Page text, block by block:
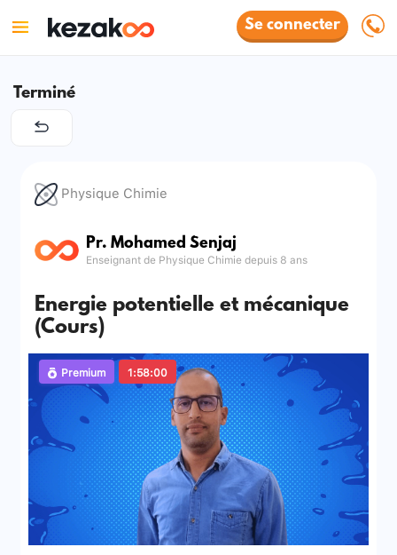
Se connecter
Terminé
Physique Chimie
Pr. Mohamed Senjaj
Enseignant de Physique Chimie depuis 8 ans
Energie potentielle et mécanique
(Cours)
Premium 1:58:00